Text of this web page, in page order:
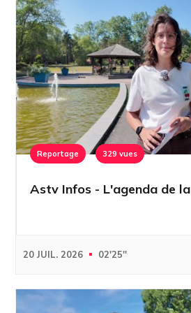
Reportage 329 vues
Astv Infos - L'agenda de
20 JUIL. 2026 02'25''